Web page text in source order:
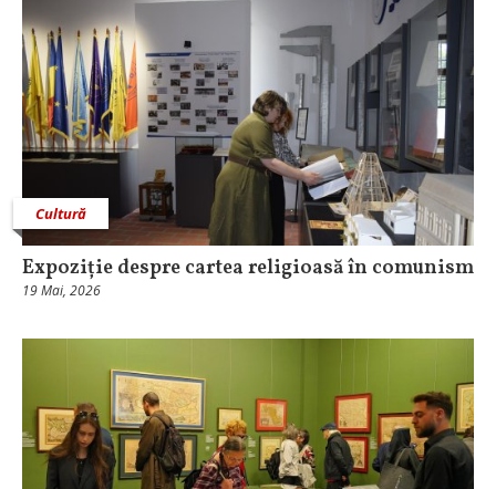
Cultură
Expoziție despre cartea religioasă în comunism
19 Mai, 2026